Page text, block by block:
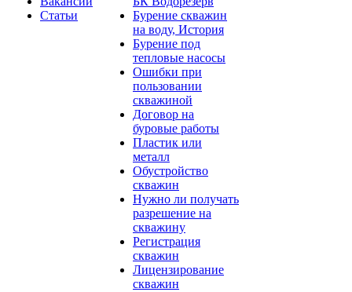
Статьи
Бурение скважин
на воду, История
Бурение под
тепловые насосы
Ошибки при
пользовании
скважиной
Договор на
буровые работы
Пластик или
металл
Обустройство
скважин
Нужно ли получать
разрешение на
скважину
Регистрация
скважин
Лицензирование
скважин